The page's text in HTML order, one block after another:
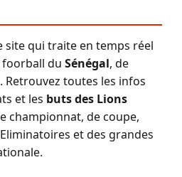
site qui traite en temps réel
du Sénégal, de
toutes les infos
et les buts des Lions
championnat, de coupe,
et des grandes